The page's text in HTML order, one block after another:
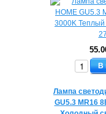
В
Лампа
GU5.3 MR16